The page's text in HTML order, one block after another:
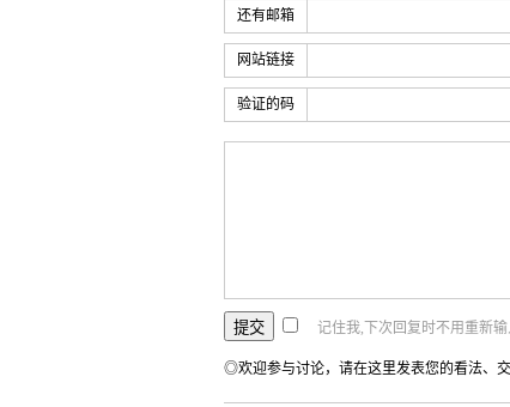
还有邮箱
网站链接
验证的码
记住我,下次回复时不用重新
◎欢迎参与讨论，请在这里发表您的看法、交